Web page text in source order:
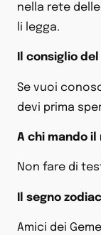
nella rete
li legga.
Il consiglio
Se vuoi
devi prima
A chi mando
Non fare di
Il segno
Amici dei